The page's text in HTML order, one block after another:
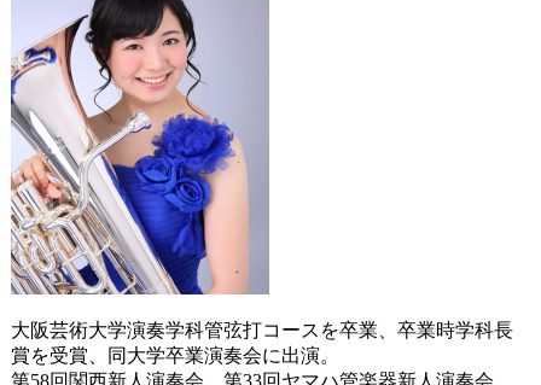
大阪芸術大学演奏学科管弦打コースを卒業、卒業時学科長
賞を受賞、同大学卒業演奏会に出演。
第58回関西新人演奏会、第33回ヤマハ管楽器新人演奏会、